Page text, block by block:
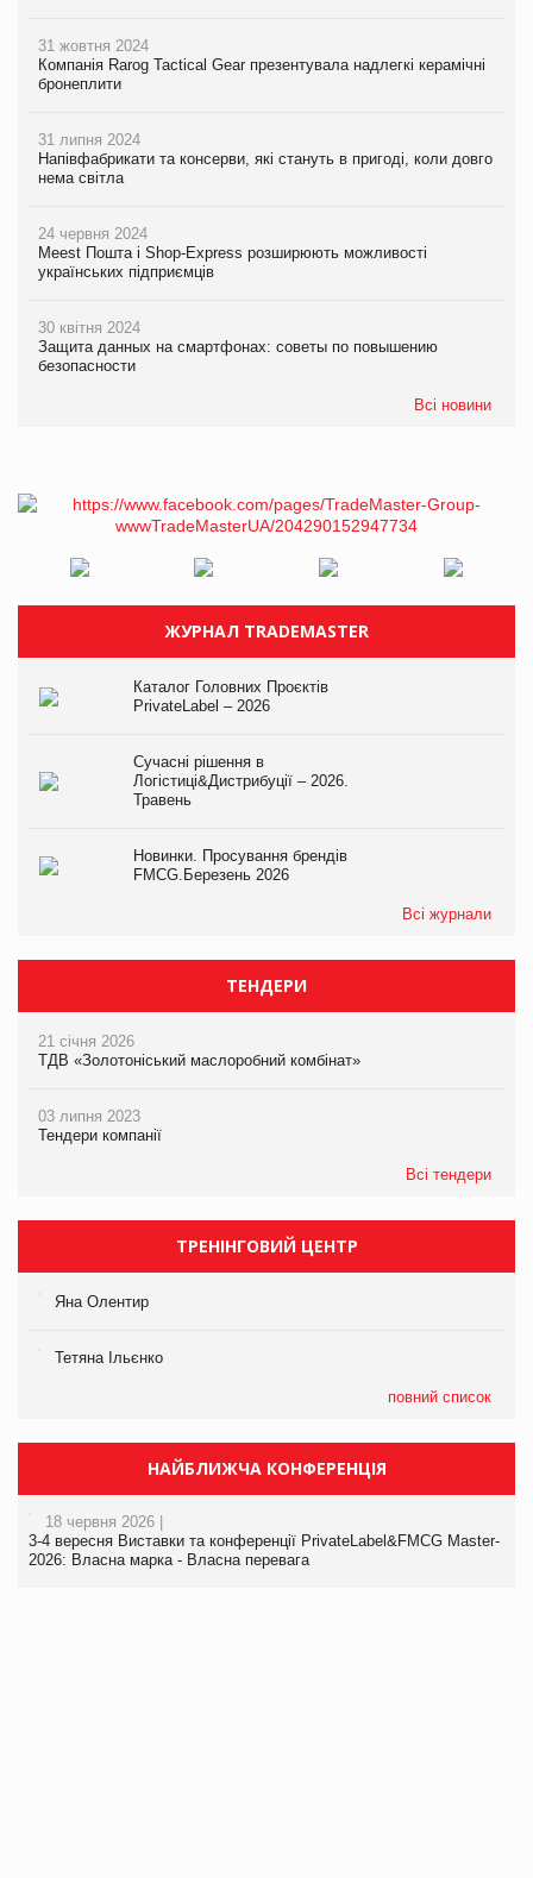
31 жовтня 2024
Компанія Rarog Tactical Gear презентувала надлегкі керамічні
бронеплити
31 липня 2024
Напівфабрикати та консерви, які стануть в пригоді, коли довго
нема світла
24 червня 2024
Meest Пошта і Shop-Express розширюють можливості
українських підприємців
30 квітня 2024
Защита данных на смартфонах: советы по повышению
безопасности
Всі новини
ЖУРНАЛ TRADEMASTER
Каталог Головних Проєктів
PrivateLabel – 2026
Сучасні рішення в
Логістиці&Дистрибуції – 2026.
Травень
Новинки. Просування брендів
FMCG.Березень 2026
Всі журнали
ТЕНДЕРИ
21 січня 2026
ТДВ «Золотоніський маслоробний комбінат»
03 липня 2023
Тендери компанії
Всі тендери
ТРЕНІНГОВИЙ ЦЕНТР
Яна Олентир
Тетяна Ільєнко
повний список
НАЙБЛИЖЧА КОНФЕРЕНЦІЯ
18 червня 2026 |
3-4 вересня Виставки та конференції PrivateLabel&FMCG Master-
2026: Власна марка - Власна перевага